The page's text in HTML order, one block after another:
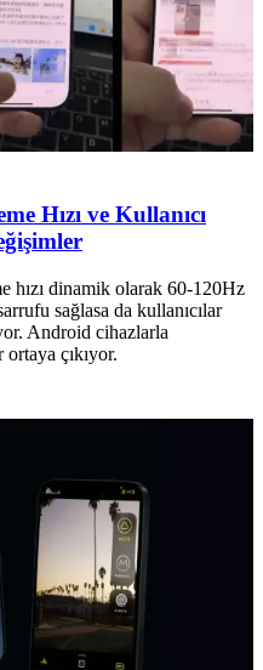
Hızı ve Kullanıcı
hızı dinamik olarak 60-120Hz
sağlasa da kullanıcılar
Android cihazlarla
ortaya çıkıyor.